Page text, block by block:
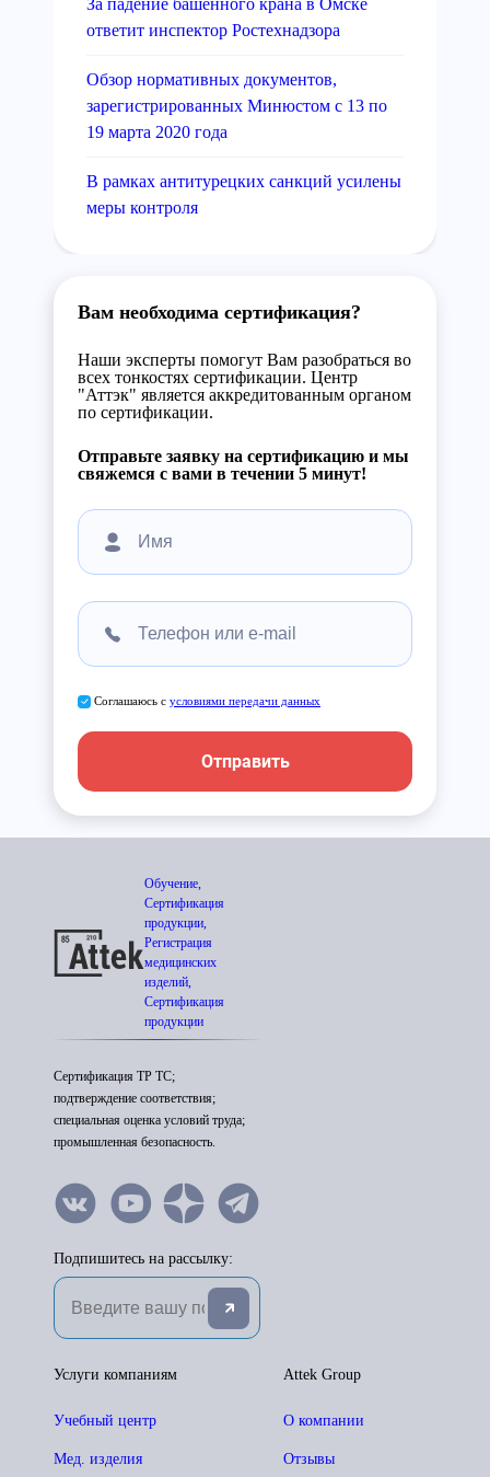
За падение башенного крана в Омске
ответит инспектор Ростехнадзора
Обзор нормативных документов,
зарегистрированных Минюстом с 13 по
19 марта 2020 года
В рамках антитурецких санкций усилены
меры контроля
Вам необходима сертификация?
Наши эксперты помогут Вам разобраться во
всех тонкостях сертификации. Центр
"Аттэк" является аккредитованным органом
по сертификации.
Отправьте заявку на сертификацию и мы
свяжемся с вами в течении 5 минут!
Соглашаюсь с условиями передачи данных
Отправить
Обучение,
Сертификация
продукции,
Регистрация
медицинских
изделий,
Сертификация
продукции
Сертификация ТР ТС;
подтверждение соответствия;
специальная оценка условий труда;
промышленная безопасность.
Подпишитесь на рассылку:
Attek Group
О компании
Отзывы
Услуги компаниям
Учебный центр
Мед. изделия